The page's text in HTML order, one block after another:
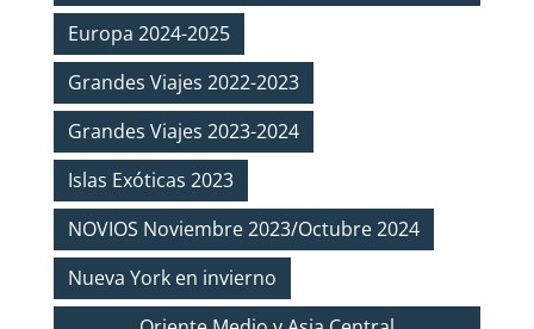
Europa 2024-2025
Grandes Viajes 2022-2023
Grandes Viajes 2023-2024
Islas Exóticas 2023
NOVIOS Noviembre 2023/Octubre 2024
Nueva York en invierno